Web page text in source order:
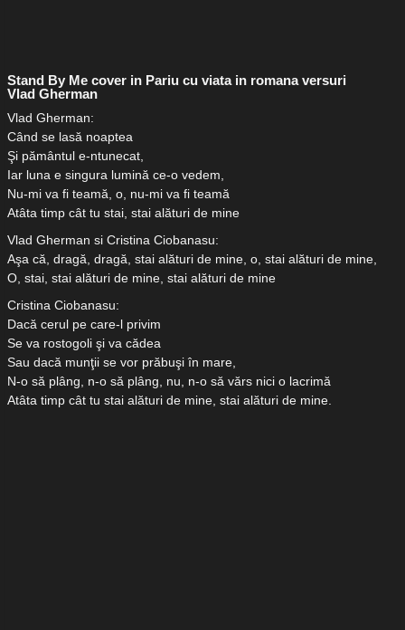
Stand By Me cover in Pariu cu viata in romana versuri
Vlad Gherman
Vlad Gherman:
Când se lasă noaptea
Şi pământul e-ntunecat,
Iar luna e singura lumină ce-o vedem,
Nu-mi va fi teamă, o, nu-mi va fi teamă
Atâta timp cât tu stai, stai alături de mine
Vlad Gherman si Cristina Ciobanasu:
Aşa că, dragă, dragă, stai alături de mine, o, stai alături de mine,
O, stai, stai alături de mine, stai alături de mine
Cristina Ciobanasu:
Dacă cerul pe care-l privim
Se va rostogoli şi va cădea
Sau dacă munţii se vor prăbuşi în mare,
N-o să plâng, n-o să plâng, nu, n-o să vărs nici o lacrimă
Atâta timp cât tu stai alături de mine, stai alături de mine.